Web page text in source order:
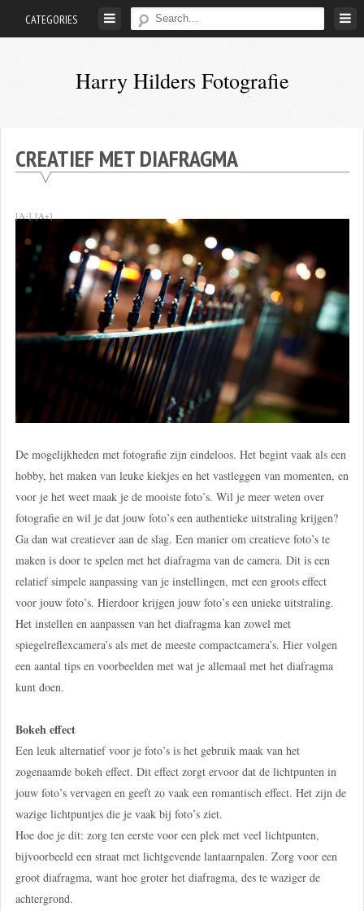
CATEGORIES
Harry Hilders Fotografie
Hilders
CREATIEF MET DIAFRAGMA
[A-] [A+]
De mogelijkheden met fotografie zijn eindeloos. Het begint vaak als een
hobby, het maken van leuke kiekjes en het vastleggen van momenten, en
voor je het weet maak je de mooiste foto’s. Wil je meer weten over
fotografie en wil je dat jouw foto’s een authentieke uitstraling krijgen?
Ga dan wat creatiever aan de slag. Een manier om creatieve foto’s te
maken is door te spelen met het diafragma van de camera. Dit is een
relatief simpele aanpassing van je instellingen, met een groots effect
voor jouw foto’s. Hierdoor krijgen jouw foto’s een unieke uitstraling.
Het instellen en aanpassen van het diafragma kan zowel met
spiegelreflexcamera’s als met de meeste compactcamera’s. Hier volgen
een aantal tips en voorbeelden met wat je allemaal met het diafragma
kunt doen.
Bokeh effect
Een leuk alternatief voor je foto’s is het gebruik maak van het
zogenaamde bokeh effect. Dit effect zorgt ervoor dat de lichtpunten in
jouw foto’s vervagen en geeft zo vaak een romantisch effect. Het zijn de
wazige lichtpuntjes die je vaak bij foto’s ziet.
Hoe doe je dit: zorg ten eerste voor een plek met veel lichtpunten,
bijvoorbeeld een straat met lichtgevende lantaarnpalen. Zorg voor een
groot diafragma, want hoe groter het diafragma, des te waziger de
achtergrond.